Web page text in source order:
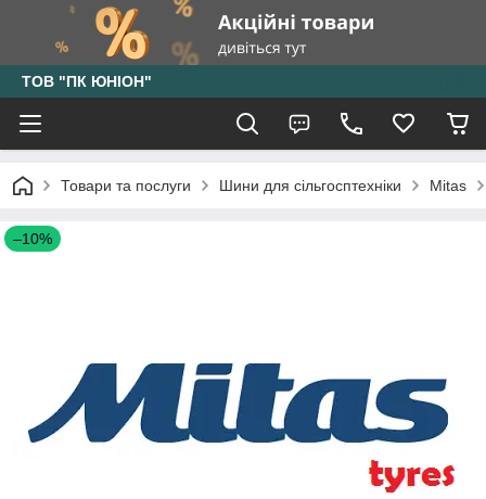
ТОВ "ПК ЮНІОН"
Товари та послуги Шини для сільгосптехніки Mitas
–10%